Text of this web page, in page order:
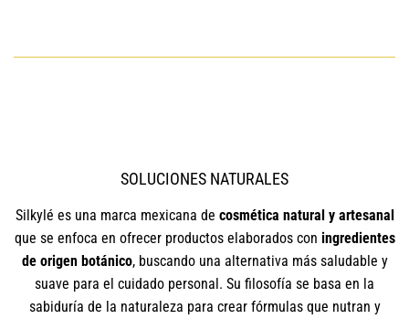
SOLUCIONES NATURALES
Silkylé es una marca mexicana de cosmética natural y artesanal
que se enfoca en ofrecer productos elaborados con ingredientes
de origen botánico, buscando una alternativa más saludable y
suave para el cuidado personal. Su filosofía se basa en la
sabiduría de la naturaleza para crear fórmulas que nutran y